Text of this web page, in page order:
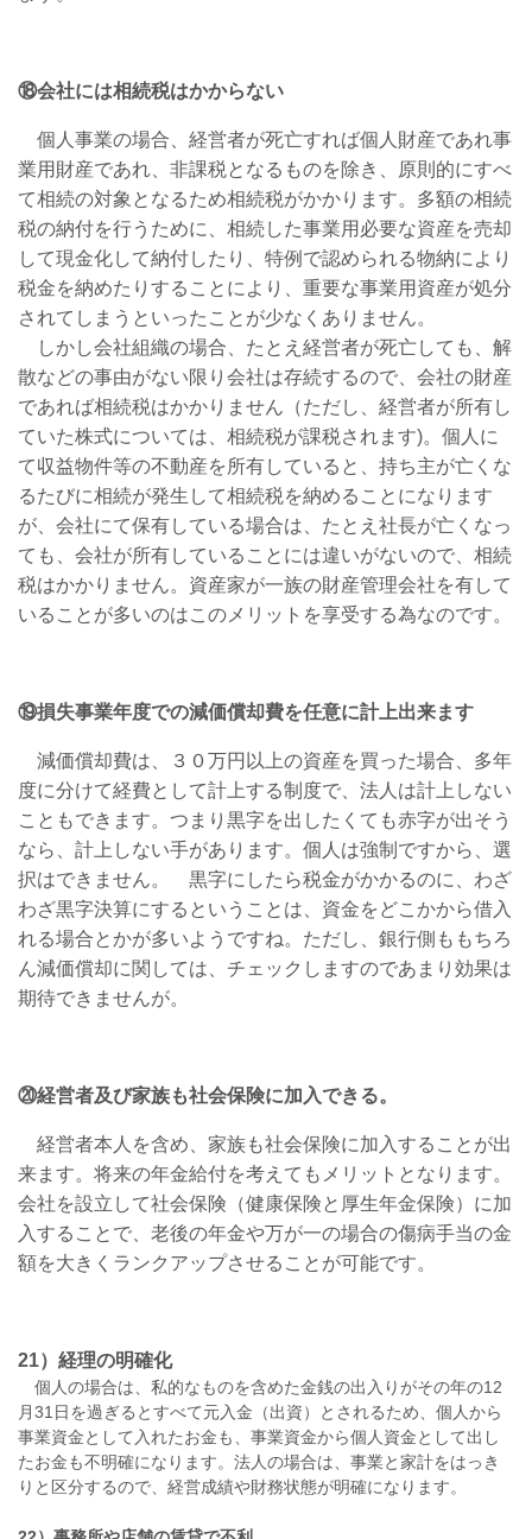
⑱会社には相続税はかからない
個人事業の場合、経営者が死亡すれば個人財産であれ事
業用財産であれ、非課税となるものを除き、原則的にすべ
て相続の対象となるため相続税がかかります。多額の相続
税の納付を行うために、相続した事業用必要な資産を売却
して現金化して納付したり、特例で認められる物納により
税金を納めたりすることにより、重要な事業用資産が処分
されてしまうといったことが少なくありません。
しかし会社組織の場合、たとえ経営者が死亡しても、解
散などの事由がない限り会社は存続するので、会社の財産
であれば相続税はかかりません（ただし、経営者が所有し
ていた株式については、相続税が課税されます)。個人に
て収益物件等の不動産を所有していると、持ち主が亡くな
るたびに相続が発生して相続税を納めることになります
が、会社にて保有している場合は、たとえ社長が亡くなっ
ても、会社が所有していることには違いがないので、相続
税はかかりません。資産家が一族の財産管理会社を有して
いることが多いのはこのメリットを享受する為なのです。
⑲損失事業年度での減価償却費を任意に計上出来ます
減価償却費は、３０万円以上の資産を買った場合、多年
度に分けて経費として計上する制度で、法人は計上しない
こともできます。つまり黒字を出したくても赤字が出そう
なら、計上しない手があります。個人は強制ですから、選
択はできません。 黒字にしたら税金がかかるのに、わざ
わざ黒字決算にするということは、資金をどこかから借入
れる場合とかが多いようですね。ただし、銀行側ももちろ
ん減価償却に関しては、チェックしますのであまり効果は
期待できませんが。
⑳経営者及び家族も社会保険に加入できる。
経営者本人を含め、家族も社会保険に加入することが出
来ます。将来の年金給付を考えてもメリットとなります。
会社を設立して社会保険（健康保険と厚生年金保険）に加
入することで、老後の年金や万が一の場合の傷病手当の金
額を大きくランクアップさせることが可能です。
21）経理の明確化
個人の場合は、私的なものを含めた金銭の出入りがその年の12
月31日を過ぎるとすべて元入金（出資）とされるため、個人から
事業資金として入れたお金も、事業資金から個人資金として出し
たお金も不明確になります。法人の場合は、事業と家計をはっき
りと区分するので、経営成績や財務状態が明確になります。